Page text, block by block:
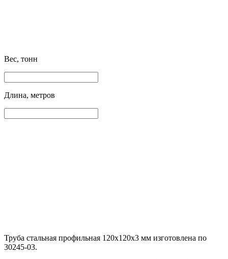
Вес, тонн
Длина, метров
Труба стальная профильная 120х120х3 мм изготовлена по
30245-03.